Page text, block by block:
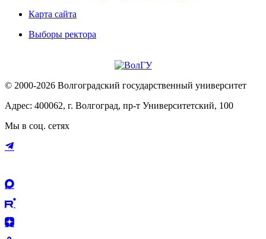
Карта сайта
Выборы ректора
© 2000-2026 Волгоградский государственный университет
Адрес: 400062, г. Волгоград, пр-т Университетский, 100
Мы в соц. сетях